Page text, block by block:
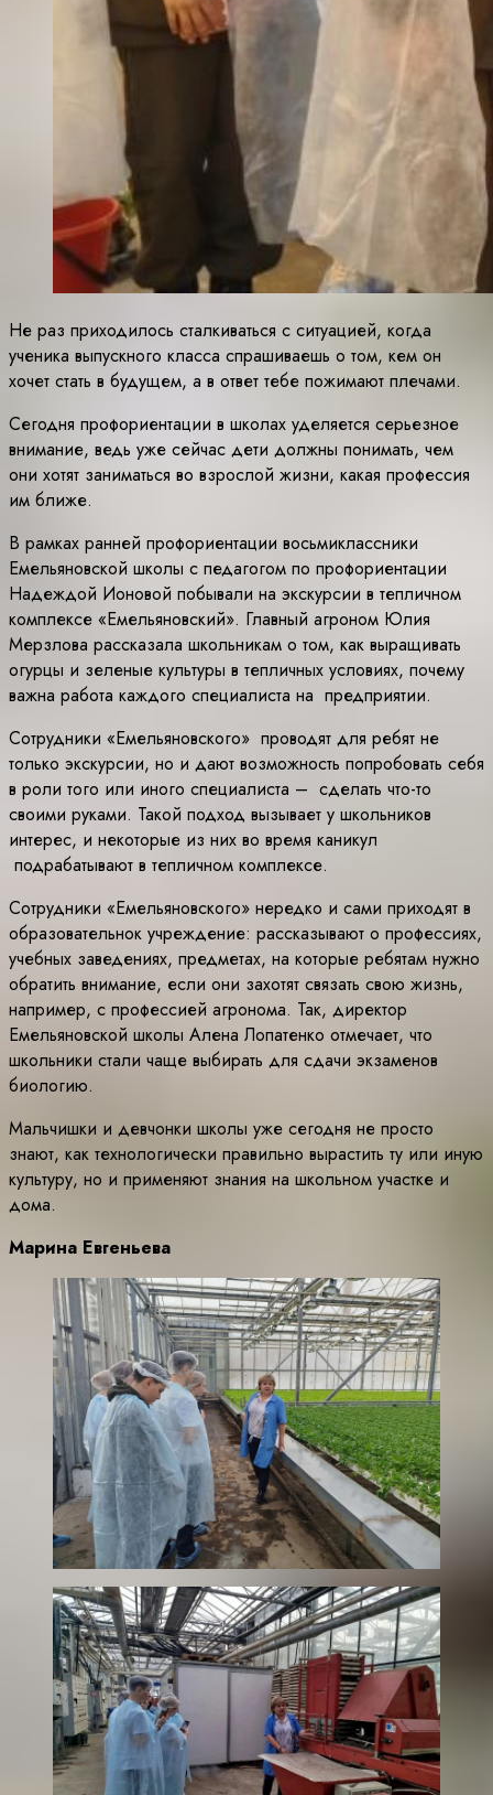
Не раз приходилось сталкиваться с ситуацией, когда
ученика выпускного класса спрашиваешь о том, кем он
хочет стать в будущем, а в ответ тебе пожимают плечами.
Сегодня профориентации в школах уделяется серьезное
внимание, ведь уже сейчас дети должны понимать, чем
они хотят заниматься во взрослой жизни, какая профессия
им ближе.
В рамках ранней профориентации восьмиклассники
Емельяновской школы с педагогом по профориентации
Надеждой Ионовой побывали на экскурсии в тепличном
комплексе «Емельяновский». Главный агроном Юлия
Мерзлова рассказала школьникам о том, как выращивать
огурцы и зеленые культуры в тепличных условиях, почему
важна работа каждого специалиста на предприятии.
Сотрудники «Емельяновского» проводят для ребят не
только экскурсии, но и дают возможность попробовать себя
в роли того или иного специалиста – сделать что-то
своими руками. Такой подход вызывает у школьников
интерес, и некоторые из них во время каникул
подрабатывают в тепличном комплексе.
Сотрудники «Емельяновского» нередко и сами приходят в
образовательнок учреждение: рассказывают о профессиях,
учебных заведениях, предметах, на которые ребятам нужно
обратить внимание, если они захотят связать свою жизнь,
например, с профессией агронома. Так, директор
Емельяновской школы Алена Лопатенко отмечает, что
школьники стали чаще выбирать для сдачи экзаменов
биологию.
Мальчишки и девчонки школы уже сегодня не просто
знают, как технологически правильно вырастить ту или иную
культуру, но и применяют знания на школьном участке и
дома.
Марина Евгеньева